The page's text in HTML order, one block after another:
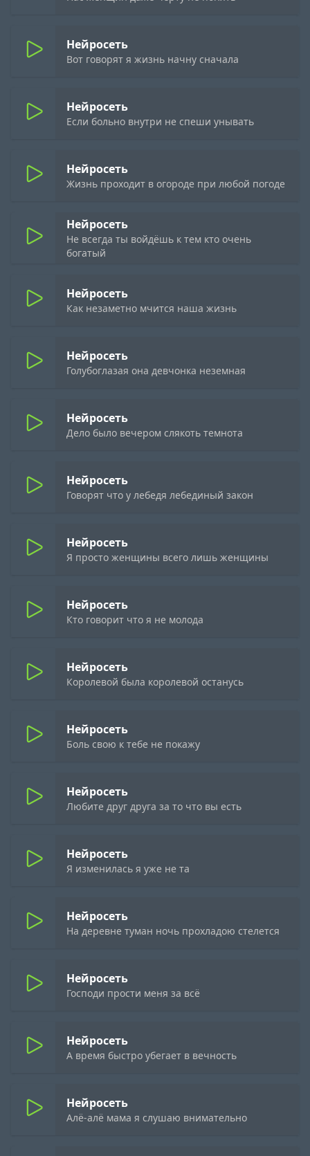
Нейросеть
Вот говорят я жизнь начну сначала
Нейросеть
Если больно внутри не спеши унывать
Нейросеть
Жизнь проходит в огороде при любой погоде
Нейросеть
Не всегда ты войдёшь к тем кто очень
богатый
Нейросеть
Как незаметно мчится наша жизнь
Нейросеть
Голубоглазая она девчонка неземная
Нейросеть
Дело было вечером слякоть темнота
Нейросеть
Говорят что у лебедя лебединый закон
Нейросеть
Я просто женщины всего лишь женщины
Нейросеть
Кто говорит что я не молода
Нейросеть
Королевой была королевой останусь
Нейросеть
Боль свою к тебе не покажу
Нейросеть
Любите друг друга за то что вы есть
Нейросеть
Я изменилась я уже не та
Нейросеть
На деревне туман ночь прохладою стелется
Нейросеть
Господи прости меня за всё
Нейросеть
А время быстро убегает в вечность
Нейросеть
Алё-алё мама я слушаю внимательно